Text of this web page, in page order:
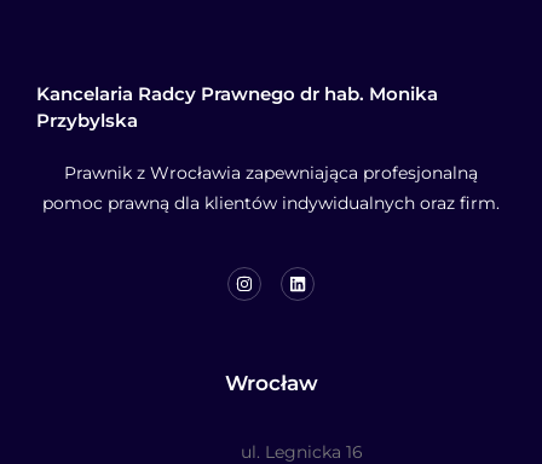
Kancelaria Radcy Prawnego dr hab. Monika
Przybylska
Prawnik z Wrocławia zapewniająca profesjonalną
pomoc prawną dla klientów indywidualnych oraz firm.
Wrocław
ul. Legnicka 16